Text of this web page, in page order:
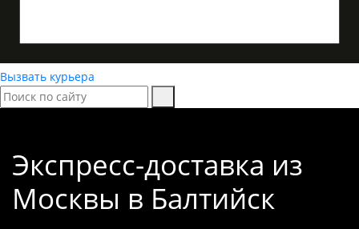
Вызвать курьера
Экспресс-доставка из
Москвы в Балтийск